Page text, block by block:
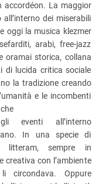
accordéon. La maggior
dei miserabili
oggi la musica klezmer
arabi, free-jazz
oramai storica, collana
di lucida critica sociale
la tradizione creando
e le incombenti
eventi all’interno
In una specie di
litteram, sempre in
creativa con l’ambiente
circondava. Oppure